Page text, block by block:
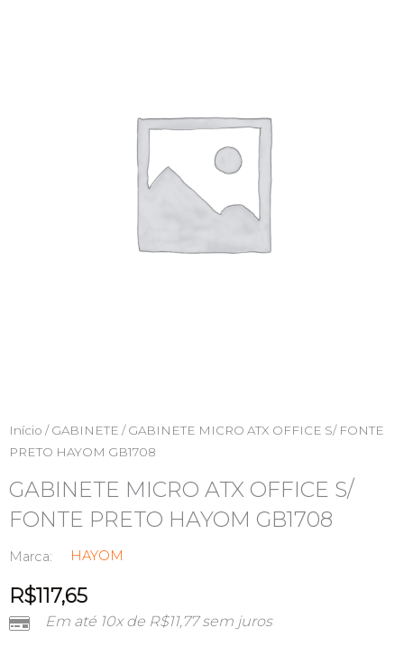
Início /GABINETE / GABINETE MICRO ATX OFFICE S/ FONTE
PRETO HAYOM GB1708
GABINETE MICRO ATX OFFICE S/
FONTE PRETO HAYOM GB1708
Marca: HAYOM
R$117,65
Em até 10x de R$11,77sem juros